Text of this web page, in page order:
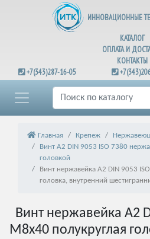
ИННОВАЦИОННЫЕ
КАТАЛОГ
ОПЛАТА И
КОНТАКТЫ
+7(343)287-16-05
Главная Крепеж
Винт А2 DIN 9053 ISO 7380
головкой
Винт нержавейка А2 DIN 9053
головка, внутренний
Винт нержавейка А2
М8х40 полукруглая